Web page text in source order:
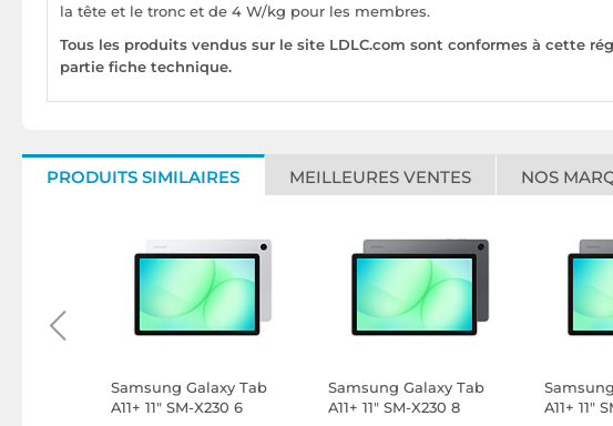
la tête et le tronc et de 4 W/kg pour les membres.
Tous les produits vendus sur le site LDLC.com sont conformes à cette
partie fiche technique.
PRODUITS SIMILAIRES MEILLEURES VENTES NOS
Samsung Galaxy Tab
A11+ 11" SM-X230 6
Samsung Galaxy Tab
A11+ 11" SM-X230 8
A11+ 11"